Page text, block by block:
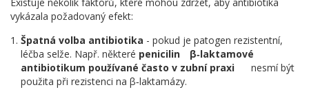
vykázala požadovaný efekt:
Špatná volba antibiotika - pokud je patogen rezistentní,
léčba selže. Např. některé penicilin
β‑laktamové
antibiotikum používané často v zubní praxi
nesmí být
použita při rezistenci na β‑laktamázy.